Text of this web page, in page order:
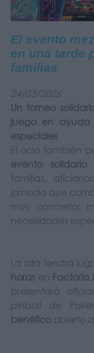
El evento
en una tarde
familias
24/03/2026
Un torneo
juego en ayuda
especiales
El ocio también
evento
familias,
jornada que
muy concreta:
necesidades
La cita tendrá
horasen Factoría
presentará
pinball de
benéficoabierto